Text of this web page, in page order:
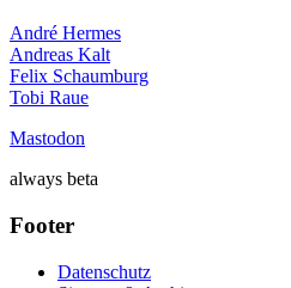
André Hermes
Andreas Kalt
Felix Schaumburg
Tobi Raue
Mastodon
always beta
Footer
Datenschutz